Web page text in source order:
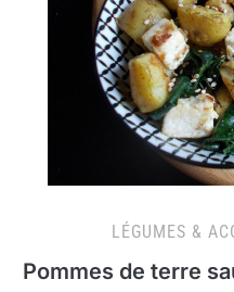
LÉGUMES &
Pommes de terre